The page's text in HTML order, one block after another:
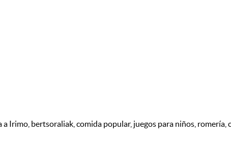
a Irimo, bertsoraliak, comida popular, juegos para niños,